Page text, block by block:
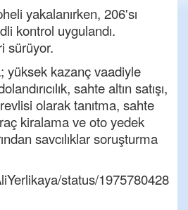
yakalanırken, 206'sı
kontrol uygulandı.
sürüyor.
yüksek kazanç vaadiyle
sahte altın satışı,
olarak tanıtma, sahte
kiralama ve oto yedek
savcılıklar soruşturma
status/1975780428